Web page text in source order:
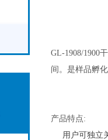
GL-1908/1900
间。是样品孵
产品特点:
用户可独立